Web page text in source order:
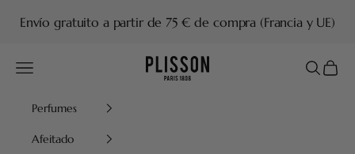
Envío gratuito a partir de 75 € de compra (Francia y UE)
Plisson 1808
Menú Buscar
Cesta
Perfumes
Afeitado